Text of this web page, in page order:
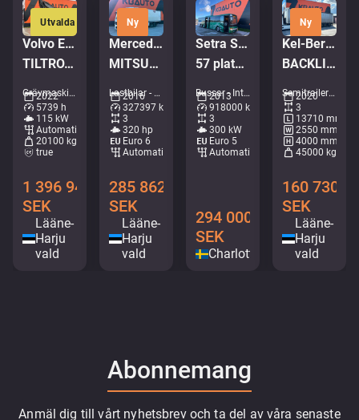
Utvalda
Volvo EWR 170 E
TILTROTATOR / AC / CENTRAL LUBRICATION
Grävmaskiner - Hjulgrävare • M727-9473
2022
5739 h
115 kW
Automatisk
20100 kg
true
1 396 948
SEK
Lääne-
Harju
vald
Ny
Mercedes-Benz Antos 2532 6x2*4
MITSUBISHI TU85SA / BOX L=8539 mm
Lastbilar - Kylskåp • M714-0584
2016
327397 km
3
320 hp
Euro 6
Automatisk
285 862
SEK
Lääne-
Harju
vald
Setra S 417 UL 6x2*4
57 platser / AC / rullstolslift
Bussar - Intercitybuss • M144-5936
2013
918000 km
3
300 kW
Euro 5
Automatisk
294 000
SEK
Charlottenberg
Ny
Kel-Berg PRSH-27-SYS NLL
BACKLIFT / SAF AXELS
Semitrailers - Kapell • M404-2042
2020
3
13710 mm
2550 mm
4000 mm
45000 kg
160 730
SEK
Lääne-
Harju
vald
Abonnemang
Anmäl dig till vårt nyhetsbrev och ta del av våra senaste